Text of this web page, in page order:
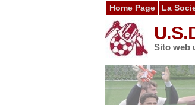
Home Page La
Sito web